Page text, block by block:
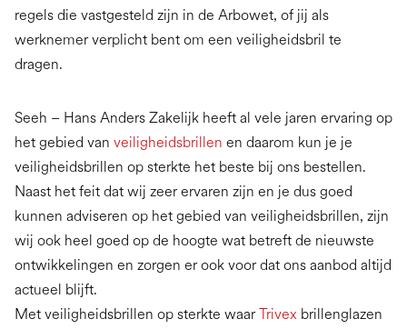
regels die vastgesteld zijn in de Arbowet, of jij als
werknemer verplicht bent om een veiligheidsbril te
dragen.
Seeh – Hans Anders Zakelijk heeft al vele jaren ervaring op
het gebied van veiligheidsbrillen en daarom kun je je
veiligheidsbrillen op sterkte het beste bij ons bestellen.
Naast het feit dat wij zeer ervaren zijn en je dus goed
kunnen adviseren op het gebied van veiligheidsbrillen, zijn
wij ook heel goed op de hoogte wat betreft de nieuwste
ontwikkelingen en zorgen er ook voor dat ons aanbod altijd
actueel blijft.
Met veiligheidsbrillen op sterkte waarTrivex brillenglazen